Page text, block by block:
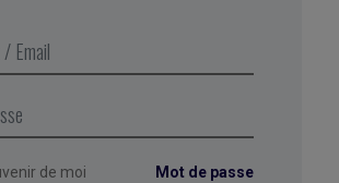
les distinguez probablement plus.
et ce qui vous différencie.
de moi
Mot de passe